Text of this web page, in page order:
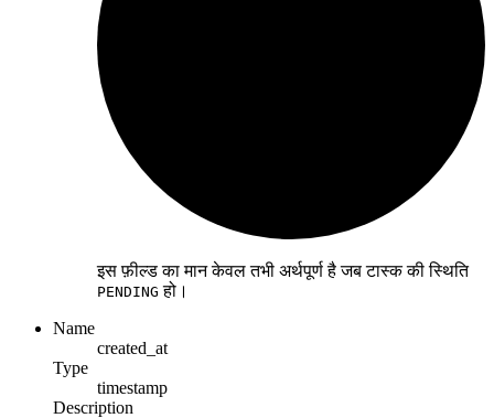
इस फ़ील्ड का मान केवल तभी अर्थपूर्ण है जब टास्क की स्थिति
PENDING हो।
Name
created_at
Type
timestamp
Description